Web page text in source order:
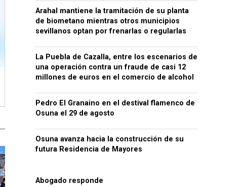
Arahal mantiene la tramitación de su planta
de biometano mientras otros municipios
sevillanos optan por frenarlas o regularlas
La Puebla de Cazalla, entre los escenarios de
una operación contra un fraude de casi 12
millones de euros en el comercio de alcohol
Pedro El Granaino en el destival flamenco de
Osuna el 29 de agosto
Osuna avanza hacia la construcción de su
futura Residencia de Mayores
Abogado responde